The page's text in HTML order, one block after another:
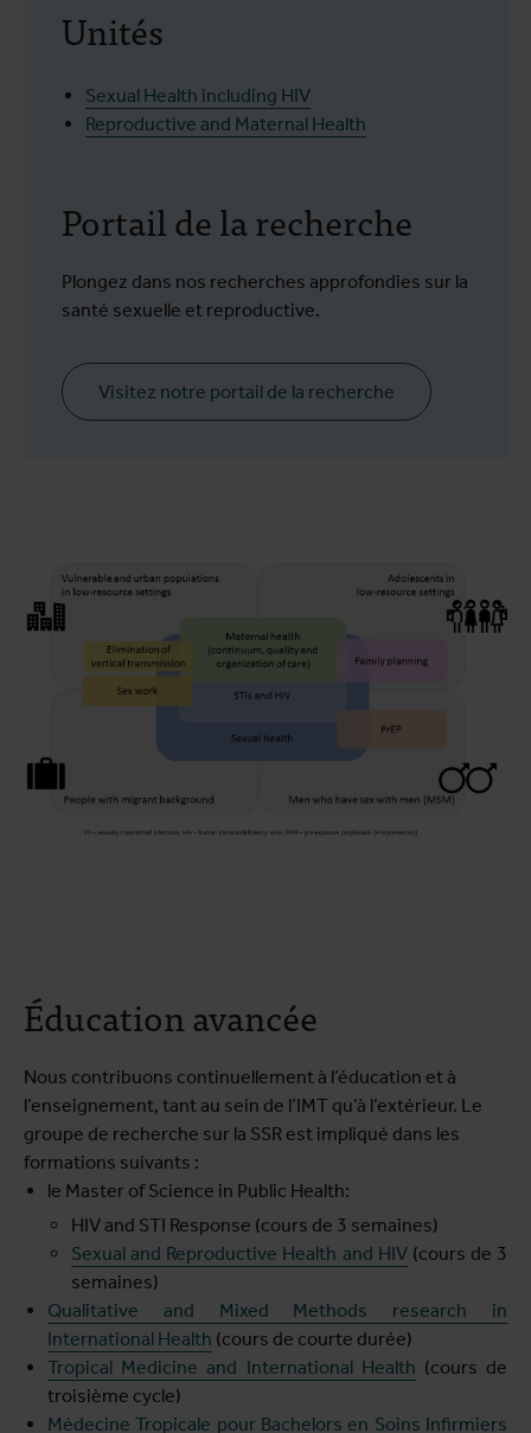
Unités
Sexual Health including HIV
Reproductive and Maternal Health
Portail de la recherche
Plongez dans nos recherches approfondies sur la
santé sexuelle et reproductive.
Visitez notre portail de la recherche
Éducation avancée
Nous contribuons continuellement à l’éducation et à
l’enseignement, tant au sein de l’IMT qu’à l’extérieur. Le
groupe de recherche sur la SSR est impliqué dans les
formations suivants :
le Master of Science in Public Health:
HIV and STI Response (cours de 3 semaines)
Sexual and Reproductive Health and HIV(cours de 3
semaines)
Qualitative and Mixed Methods research in
International Health (cours de courte durée)
Tropical Medicine and International Health (cours de
troisième cycle)
Médecine Tropicale pour Bachelors en Soins Infirmiers